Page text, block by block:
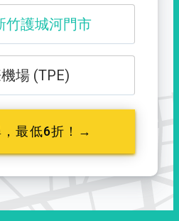
竹護城河門市
山口
場 (TPE)
最低6折！→